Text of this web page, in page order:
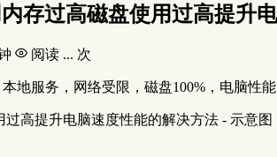
存过高磁盘使用过高提升
阅读 ... 次
本地服务，网络受限，磁盘100%，电脑性能